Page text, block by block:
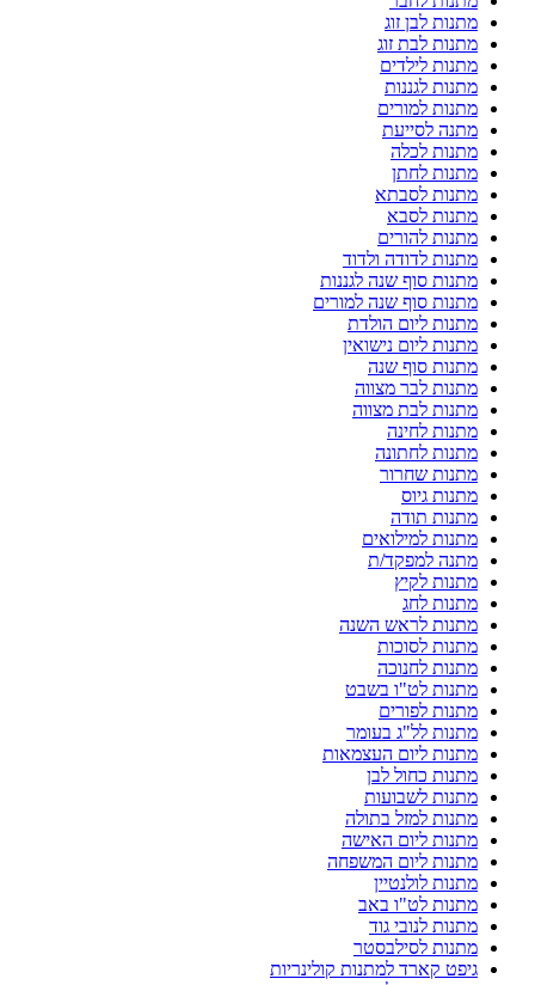
מתנות לבן זוג
מתנות לבת זוג
מתנות לילדים
מתנות לגננות
מתנות למורים
מתנה לסייעת
מתנות לכלה
מתנות לחתן
מתנות לסבתא
מתנות לסבא
מתנות להורים
מתנות לדודה ולדוד
מתנות סוף שנה לגננות
מתנות סוף שנה למורים
מתנות ליום הולדת
מתנות ליום נישואין
מתנות סוף שנה
מתנות לבר מצווה
מתנות לבת מצווה
מתנות לחינה
מתנות לחתונה
מתנות שחרור
מתנות גיוס
מתנות תודה
מתנות למילואים
מתנה למפקד/ת
מתנות לקיץ
מתנות לחג
מתנות לראש השנה
מתנות לסוכות
מתנות לחנוכה
מתנות לט"ו בשבט
מתנות לפורים
מתנות לל"ג בעומר
מתנות ליום העצמאות
מתנות כחול לבן
מתנות לשבועות
מתנות למזל בתולה
מתנות ליום האישה
מתנות ליום המשפחה
מתנות לולנטיין
מתנות לט"ו באב
מתנות לנובי גוד
מתנות לסילבסטר
גיפט קארד למתנות קולינריות